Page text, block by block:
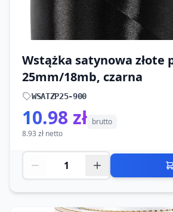
Wstążka satynowa złote
25mm/18mb, czarna
WSATZP25-900
10.98 zł brutto
8.93 zł netto